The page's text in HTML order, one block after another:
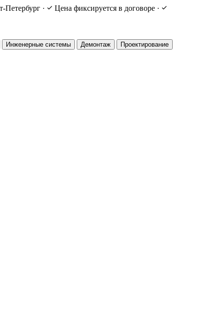
· Цена фиксируется в договоре ·
Инженерные системы Демонтаж
Проектирование